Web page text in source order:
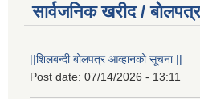
सार्वजनिक खरीद /
||शिलबन्दी बोलपत्र आव्हानको सूचना ||
Post date: 07/14/2026 - 13:11